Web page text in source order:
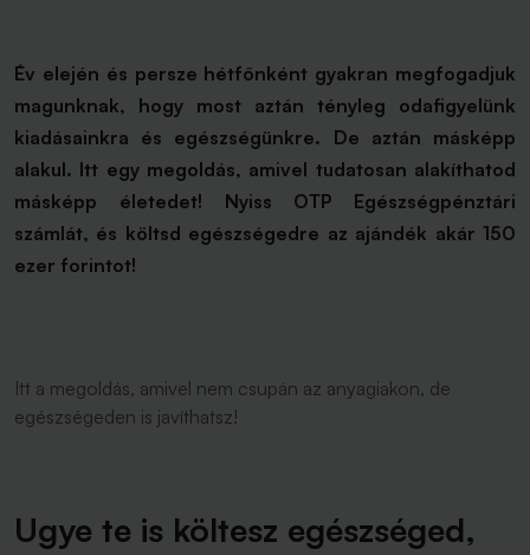
Év elején és persze hétfőnként gyakran megfogadjuk
magunknak, hogy most aztán tényleg odafigyelünk
kiadásainkra és egészségünkre. De aztán másképp
alakul. Itt egy megoldás, amivel tudatosan alakíthatod
másképp életedet! Nyiss OTP Egészségpénztári
számlát, és költsd egészségedre az ajándék akár 150
ezer forintot!
Itt a megoldás, amivel nem csupán az anyagiakon, de
egészségeden is javíthatsz!
Ugye te is költesz egészséged,